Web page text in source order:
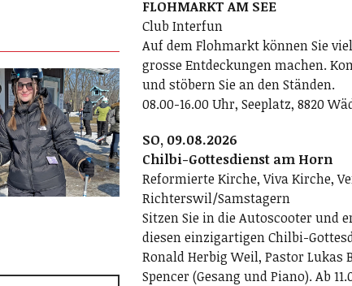
FLOHMARKT AM SEE
Club Interfun
Auf dem Flohmarkt können Sie
grosse Entdeckungen machen.
und stöbern Sie an den Ständen.
08.00-16.00 Uhr, Seeplatz, 8820
SO, 09.08.2026
Chilbi-Gottesdienst am Horn
Reformierte Kirche, Viva Kirche,
Richterswil/Samstagern
Sitzen Sie in die Autoscooter und
diesen einzigartigen Chilbi-
Ronald Herbig Weil, Pastor Lukas
Spencer (Gesang und Piano). Ab